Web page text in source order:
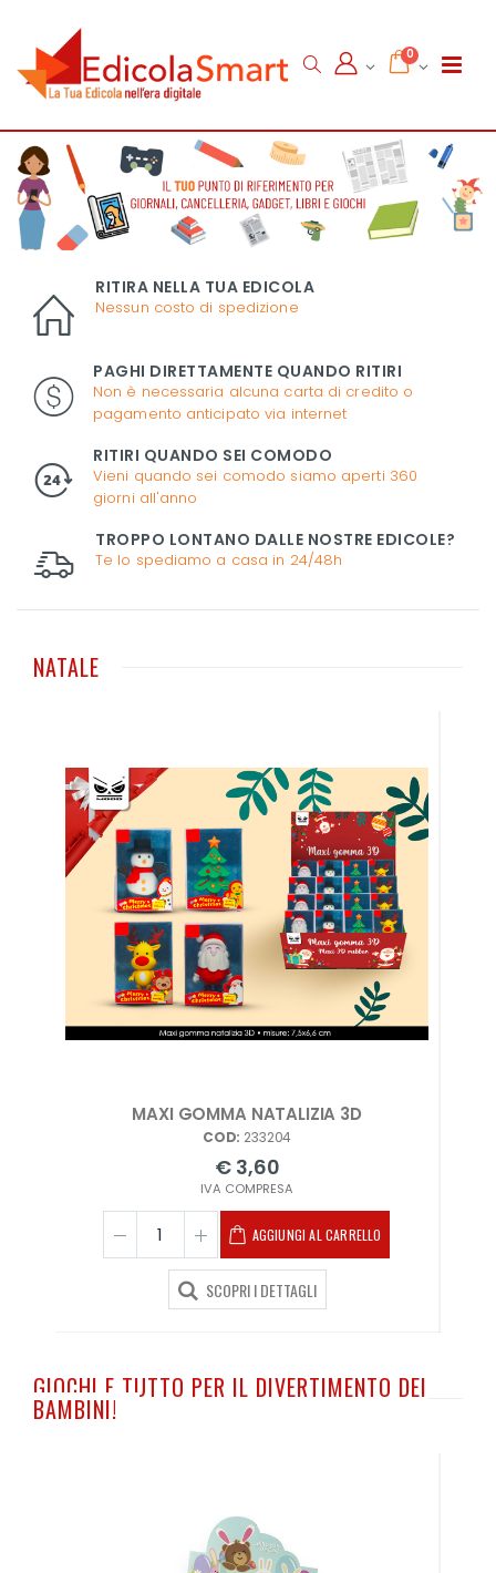
0
RITIRA NELLA TUA EDICOLA
Nessun costo di spedizione
PAGHI DIRETTAMENTE QUANDO RITIRI
Non è necessaria alcuna carta di credito o
pagamento anticipato via internet
RITIRI QUANDO SEI COMODO
Vieni quando sei comodo siamo aperti 360
giorni all'anno
TROPPO LONTANO DALLE NOSTRE EDICOLE?
Te lo spediamo a casa in 24/48h
NATALE
MAXI GOMMA NATALIZIA 3D
COD: 233204
€ 3,60
IVA COMPRESA
AGGIUNGI AL CARRELLO
SCOPRI I DETTAGLI
GIOCHI E TUTTO PER IL DIVERTIMENTO DEI
BAMBINI!